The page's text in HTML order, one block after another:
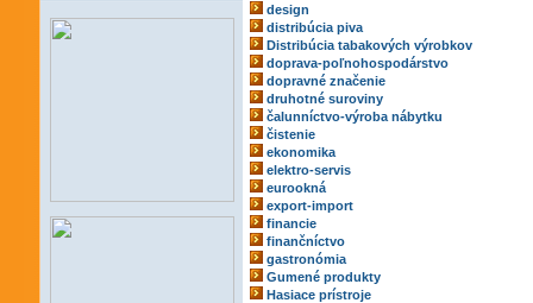
design
distribúcia piva
Distribúcia tabakových výrobkov
doprava-poľnohospodárstvo
dopravné značenie
druhotné suroviny
čalunníctvo-výroba nábytku
čistenie
ekonomika
elektro-servis
eurookná
export-import
financie
finančníctvo
gastronómia
Gumené produkty
Hasiace prístroje